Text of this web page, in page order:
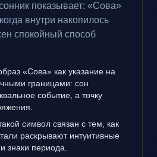
показывает: «Сова»
внутри накопилось
спокойный способ
«Сова» как указание на
границами: сон
событие, а точку
символ связан с тем, как
раскрывают интуитивные
знаки периода.